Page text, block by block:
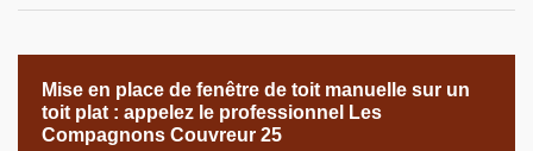
Mise en place de fenêtre de toit manuelle sur un
toit plat : appelez le professionnel Les
Compagnons Couvreur 25